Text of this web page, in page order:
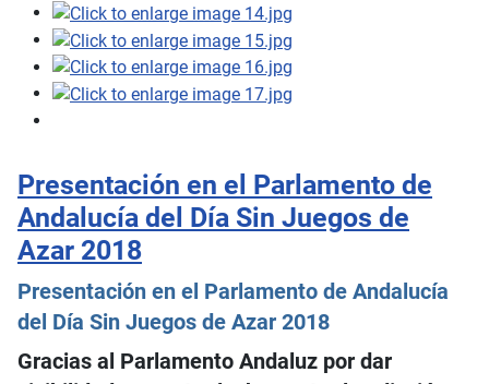
Presentación en el Parlamento de
Andalucía del Día Sin Juegos de
Azar 2018
Presentación en el Parlamento de Andalucía
del Día Sin Juegos de Azar 2018
Gracias al Parlamento Andaluz por dar